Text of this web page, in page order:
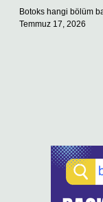
Botoks hangi bölüm
Temmuz 17, 2026